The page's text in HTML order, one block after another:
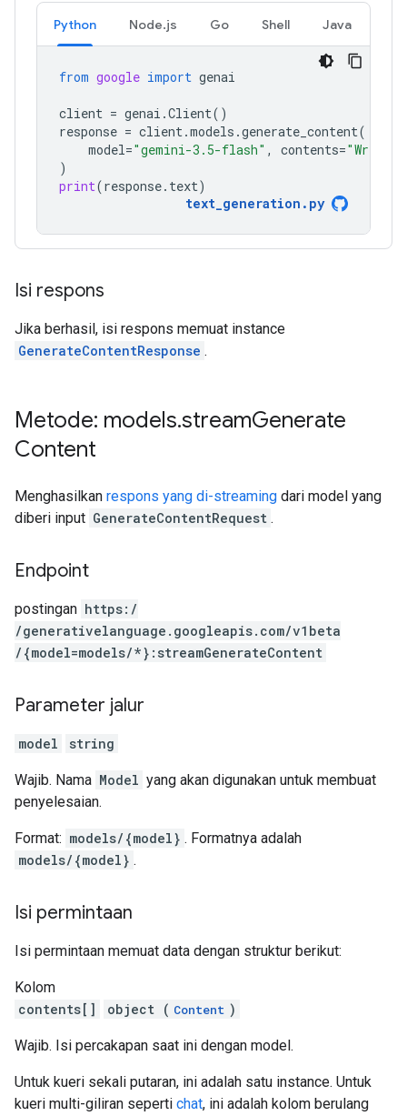
Python Node.js Go Shell Java
from google import genai
client = genai .Client()
response = client.models .generate_content(
model="gemini-3.5-flash" , contents="Write
)
print(response. text)
text_generation . py
Isi respons
Jika berhasil, isi respons memuat instance
GenerateContentResponse .
Metode: models.streamGenerate
Content
Menghasilkan respons yang di-streaming dari model yang
diberi input GenerateContentRequest .
Endpoint
postingan https: /
/generativelanguage.googleapis.com/v1beta
/{model=models/*}:streamGenerateContent
Parameter jalur
model string
Wajib. Nama Model yang akan digunakan untuk membuat
penyelesaian.
Format: models/{model} . Formatnya adalah
models/{model} .
Isi permintaan
Isi permintaan memuat data dengan struktur berikut:
Kolom
contents[]
object ( Content )
Wajib. Isi percakapan saat ini dengan model.
Untuk kueri sekali putaran, ini adalah satu instance. Untuk
kueri multi-giliran seperti chat, ini adalah kolom berulang